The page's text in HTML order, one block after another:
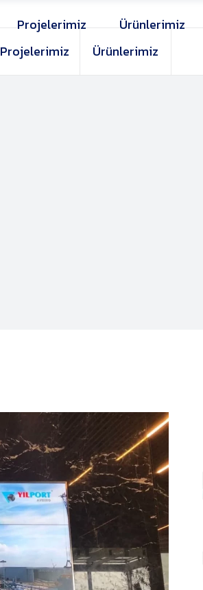
Projelerimiz Ürünlerimiz
Projelerimiz Ürünlerimiz